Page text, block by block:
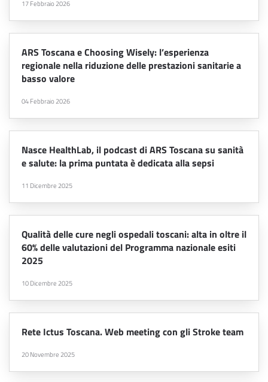
17 Febbraio 2026
ARS Toscana e Choosing Wisely: l’esperienza
regionale nella riduzione delle prestazioni sanitarie a
basso valore
04 Febbraio 2026
Nasce HealthLab, il podcast di ARS Toscana su sanità
e salute: la prima puntata è dedicata alla sepsi
11 Dicembre 2025
Qualità delle cure negli ospedali toscani: alta in oltre il
60% delle valutazioni del Programma nazionale esiti
2025
10 Dicembre 2025
Rete Ictus Toscana. Web meeting con gli Stroke team
20 Novembre 2025